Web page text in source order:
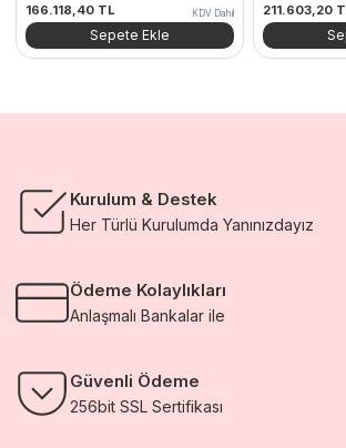
Orijinal
fiyat:
259.560,00 TL.
166.118,40 TLŞu
andaki
fiyat:
KDV Dahil
Sepete Ekle
Orijinal
fiyat:
330.630,00
211.603,20
Kurulum & Destek
Her Türlü Kurulumda Yanınızdayız
Ödeme Kolaylıkları
Anlaşmalı Bankalar ile
Güvenli Ödeme
256bit SSL Sertifikası